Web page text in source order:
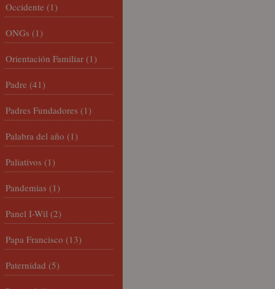
Occidente (1)
ONGs (1)
Orientación Familiar (1)
Padre (41)
Padres Fundadores (1)
Palabra del año (1)
Paliativos (1)
Pandemias (1)
Panel I-Wil (2)
Papa Francisco (13)
Paternidad (5)